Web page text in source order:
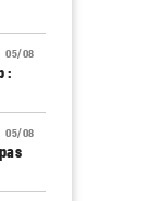
05/08
:
05/08